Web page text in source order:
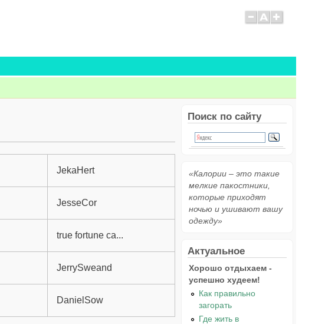
JekaHert
JesseCor
true fortune ca...
JerrySweand
DanielSow
Поиск по сайту
«Калории – это такие
мелкие пакостники,
которые приходят
ночью и ушивают вашу
одежду»
Актуальное
Хорошо отдыхаем -
успешно худеем!
Как правильно
загорать
Где жить в